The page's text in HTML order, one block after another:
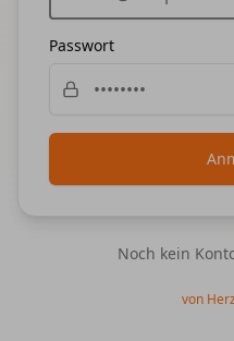
Passwort
Noch kein
von